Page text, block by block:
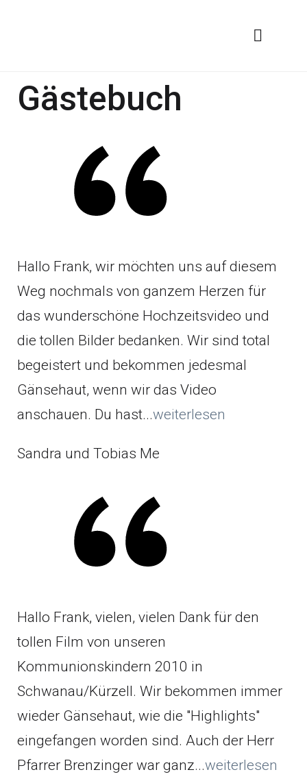
Gästebuch
Hallo Frank, wir möchten uns auf diesem
Weg nochmals von ganzem Herzen für
das wunderschöne Hochzeitsvideo und
die tollen Bilder bedanken. Wir sind total
begeistert und bekommen jedesmal
Gänsehaut, wenn wir das Video
anschauen. Du hast...weiterlesen
Sandra und Tobias Me
Hallo Frank, vielen, vielen Dank für den
tollen Film von unseren
Kommunionskindern 2010 in
Schwanau/Kürzell. Wir bekommen immer
wieder Gänsehaut, wie die "Highlights"
eingefangen worden sind. Auch der Herr
Pfarrer Brenzinger war ganz...weiterlesen